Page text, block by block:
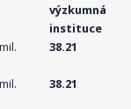
výzkumná
instituce
38.21
38.21